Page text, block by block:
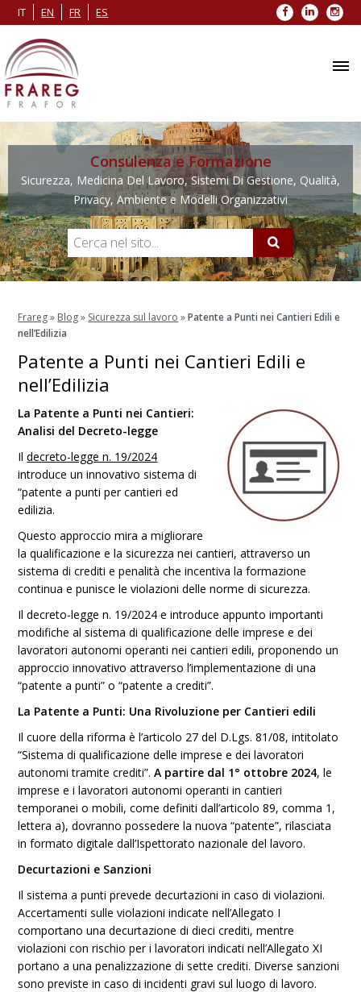
IT EN FR ES Facebook
LinkedIn
Consulenza e Formazione
Sicurezza, Medicina Del Lavoro, Sistemi Di Gestione, Qualità,
Privacy, Ambiente e Modelli Organizzativi
Frareg» Blog» Sicurezza sul lavoro »Patente a Punti nei Cantieri Edili e
nell’Edilizia
Patente a Punti nei Cantieri Edili e
nell’Edilizia
La Patente a Punti nei Cantieri:
Analisi del Decreto-legge
Ildecreto-legge n. 19/2024
introduce un innovativo sistema di
“patente a punti per cantieri ed
edilizia.
Questo approccio mira a migliorare
la qualificazione e la sicurezza nei cantieri, attraverso un
sistema di crediti e penalità che incentiva la formazione
continua e punisce le violazioni delle norme di sicurezza.
Il decreto-legge n. 19/2024 e introduce appunto importanti
modifiche al sistema di qualificazione delle imprese e dei
lavoratori autonomi operanti nei cantieri edili, proponendo un
approccio innovativo attraverso l’implementazione di una
“patente a punti” o “patente a crediti”.
La Patente a Punti: Una Rivoluzione per Cantieri edili
Il cuore della riforma è l’articolo 27 del D.Lgs. 81/08, intitolato
“Sistema di qualificazione delle imprese e dei lavoratori
autonomi tramite crediti”.A partire dal 1° ottobre 2024, le
imprese e i lavoratori autonomi operanti in cantieri
temporanei o mobili, come definiti dall’articolo 89, comma 1,
lettera a), dovranno possedere la nuova “patente”, rilasciata
in formato digitale dall’Ispettorato nazionale del lavoro.
Decurtazioni e Sanzioni
Il sistema a punti prevede decurtazioni in caso di violazioni.
Accertamenti sulle violazioni indicate nell’Allegato I
comportano una decurtazione di dieci crediti, mentre
violazioni con rischio per i lavoratori indicati nell’Allegato XI
portano a una penalizzazione di sette crediti. Diverse sanzioni
sono previste in caso di incidenti gravi sul luogo di lavoro.